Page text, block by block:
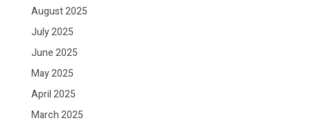
August 2025
July 2025
June 2025
May 2025
April 2025
March 2025